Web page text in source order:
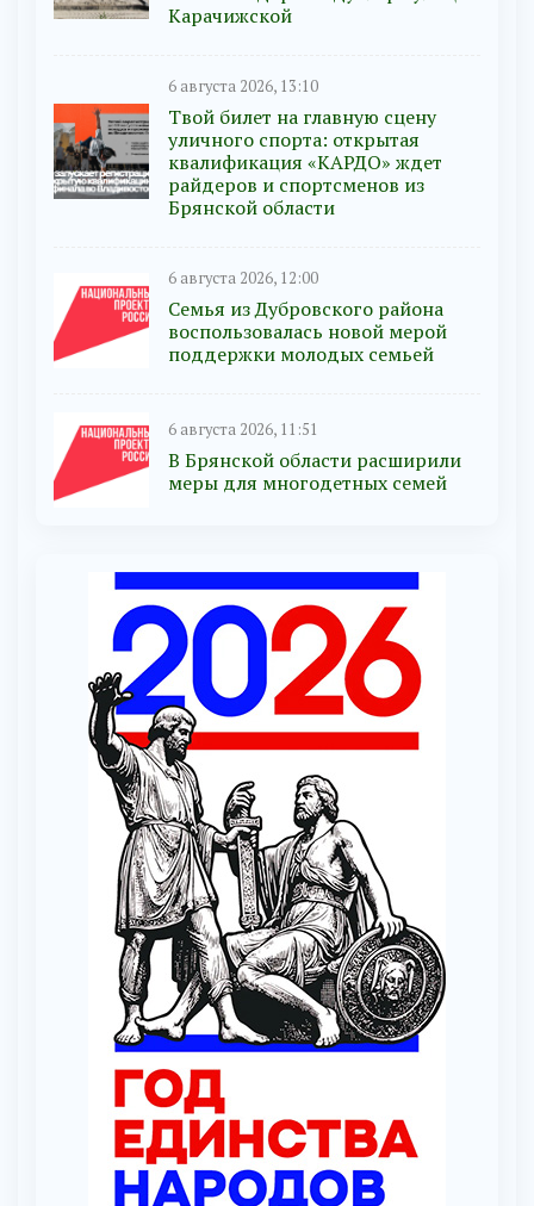
Карачижской
6 августа 2026, 13:10
Твой билет на главную сцену
уличного спорта: открытая
квалификация «КАРДО» ждет
райдеров и спортсменов из
Брянской области
6 августа 2026, 12:00
Семья из Дубровского района
воспользовалась новой мерой
поддержки молодых семьей
6 августа 2026, 11:51
В Брянской области расширили
меры для многодетных семей